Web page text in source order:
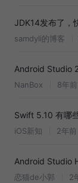
JDK14发布了，
samdyli的博客
Android Studio
NanBox 8年前
Swift 5.10 有哪
iOS新知 2年前
Android Studio
恋猫de小郭 2